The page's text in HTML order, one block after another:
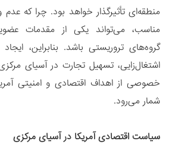
منطقه‌ای تأثیرگذار خواهد بود. چرا که
مناسب، می‌تواند یکی از مقدمات
گروه‌های تروریستی باشد. بنابراین،
اشتغال‌زایی، تسهیل تجارت در آسیای
خصوصی از اهداف اقتصادی و امنیتی
شمار می‌رود.
سیاست اقتصادی آمریکا در آسیای مرکزی